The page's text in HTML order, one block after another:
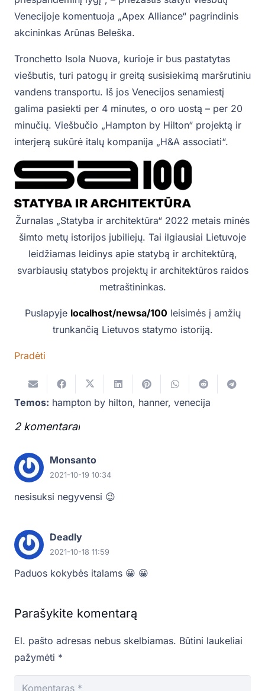
Venecijoje komentuoja „Apex Alliance“ pagrindinis
akcininkas Arūnas Beleška.
Tronchetto Isola Nuova, kurioje ir bus pastatytas
viešbutis, turi patogų ir greitą susisiekimą maršrutiniu
vandens transportu. Iš jos Venecijos senamiestį
galima pasiekti per 4 minutes, o oro uostą – per 20
minučių. Viešbučio „Hampton by Hilton“ projektą ir
interjerą sukūrė italų kompanija „H&A associati“.
Žurnalas „Statyba ir architektūra“‎‎ 2022 metais minės
šimto metų istorijos jubiliejų. Tai ilgiausiai Lietuvoje
leidžiamas leidinys apie statybą ir architektūrą,
svarbiausių statybos projektų ir architektūros raidos
metraštininkas.
Puslapyje localhost/newsa/100 leisimės į amžių
trunkančią Lietuvos statymo istoriją.
Pradėti
Temos: hampton by hilton, hanner, venecija
2 komentarai
.
Monsanto
2021-10-19 10:34
nesisuksi negyvensi 😉
Deadly
2021-10-18 11:59
Paduos kokybės italams 😀 😀
Parašykite komentarą
El. pašto adresas nebus skelbiamas. Būtini laukeliai
pažymėti *